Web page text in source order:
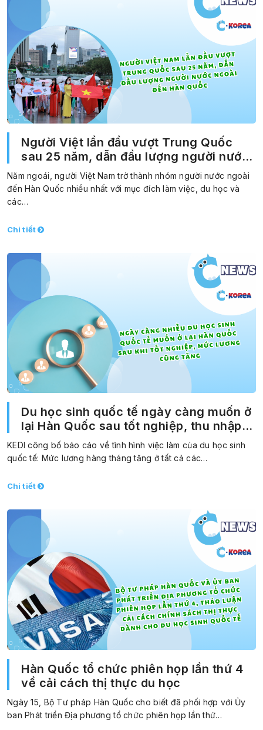
Người Việt lần đầu vượt Trung Quốc
sau 25 năm, dẫn đầu lượng người nước
ngoài đến Hàn Quốc
Năm ngoái, người Việt Nam trở thành nhóm người nước ngoài
đến Hàn Quốc nhiều nhất với mục đích làm việc, du học và
các…
Chi tiết
Du học sinh quốc tế ngày càng muốn ở
lại Hàn Quốc sau tốt nghiệp, thu nhập
hàng tháng cũng tăng
KEDI công bố báo cáo về tình hình việc làm của du học sinh
quốc tế: Mức lương hàng tháng tăng ở tất cả các…
Chi tiết
Hàn Quốc tổ chức phiên họp lần thứ 4
về cải cách thị thực du học
Ngày 15, Bộ Tư pháp Hàn Quốc cho biết đã phối hợp với Ủy
ban Phát triển Địa phương tổ chức phiên họp lần thứ…